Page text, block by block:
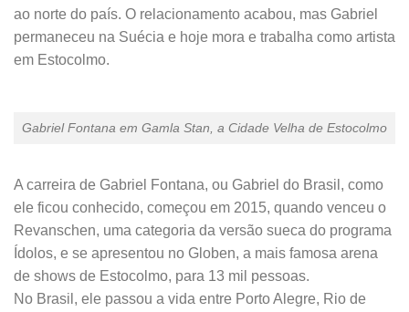
ao norte do país. O relacionamento acabou, mas Gabriel
permaneceu na Suécia e hoje mora e trabalha como artista
em Estocolmo.
Gabriel Fontana em Gamla Stan, a Cidade Velha de Estocolmo
A carreira de Gabriel Fontana, ou Gabriel do Brasil, como
ele ficou conhecido, começou em 2015, quando venceu o
Revanschen, uma categoria da versão sueca do programa
Ídolos, e se apresentou no Globen, a mais famosa arena
de shows de Estocolmo, para 13 mil pessoas.
No Brasil, ele passou a vida entre Porto Alegre, Rio de